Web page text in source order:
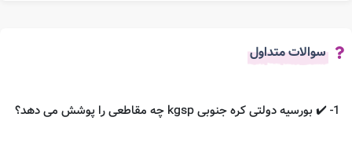
سوالات متداول
1- ✔️ بورسیه دولتی کره جنوبی kgsp چه مقاطعی را پوشش می دهد؟